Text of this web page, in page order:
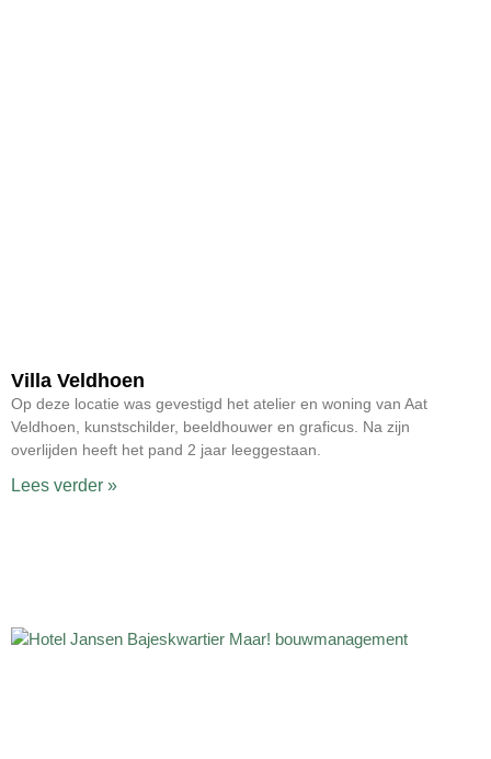
Villa Veldhoen
Op deze locatie was gevestigd het atelier en woning van Aat
Veldhoen, kunstschilder, beeldhouwer en graficus. Na zijn
overlijden heeft het pand 2 jaar leeggestaan.
Lees verder »